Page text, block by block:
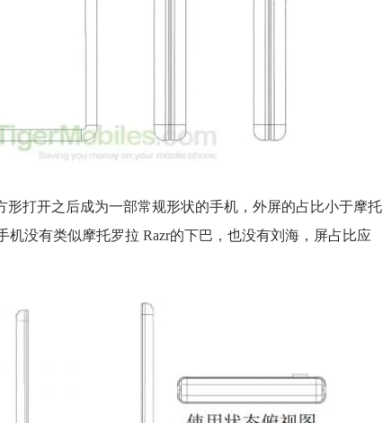
打开之后成为一部常规形状的手机，外屏的占比小于摩托
没有类似摩托罗拉 Razr的下巴，也没有刘海，屏占比应